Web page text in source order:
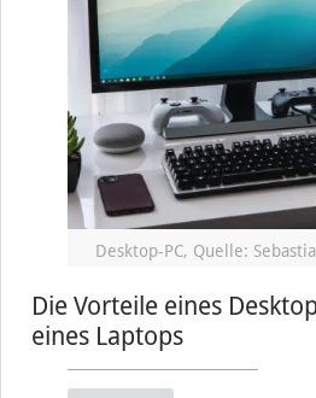
Desktop-PC, Quelle:
Die Vorteile eines
eines Laptops